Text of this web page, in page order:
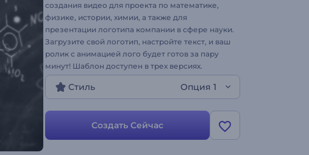
создания видео для проекта по математике,
физике, истории, химии, а также для
презентации логотипа компании в сфере науки.
Загрузите свой логотип, настройте текст, и ваш
ролик с анимацией лого будет готов за пару
минут! Шаблон доступен в трех версиях.
Стиль Опция 1
Создать Сейчас